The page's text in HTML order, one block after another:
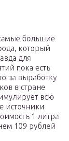
большие
который
для
пока есть
за выработку
в стране
всю
источники
1 литра
109 рублей